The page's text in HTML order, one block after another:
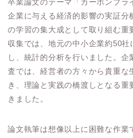
卒業論文のテーマ「カーボンプラ
企業に与える経済的影響の実証分
の学習の集大成として取り組む重
収集では、地元の中小企業約50
し、統計的分析を行いました。企
査では、経営者の方々から貴重な
き、理論と実践の橋渡しとなる重
きました。
論文執筆は想像以上に困難な作業